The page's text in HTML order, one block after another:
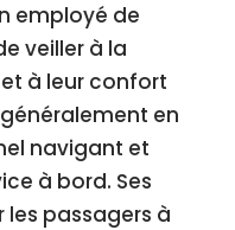
employé de
veiller à la
à leur confort
en
navigant et
à bord. Ses
les passagers à